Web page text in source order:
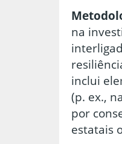
na
inclui
(p. ex.,
por
estatais